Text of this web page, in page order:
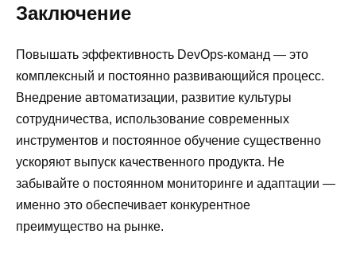
Заключение
Повышать эффективность DevOps-команд — это
комплексный и постоянно развивающийся процесс.
Внедрение автоматизации, развитие культуры
сотрудничества, использование современных
инструментов и постоянное обучение существенно
ускоряют выпуск качественного продукта. Не
забывайте о постоянном мониторинге и адаптации —
именно это обеспечивает конкурентное
преимущество на рынке.